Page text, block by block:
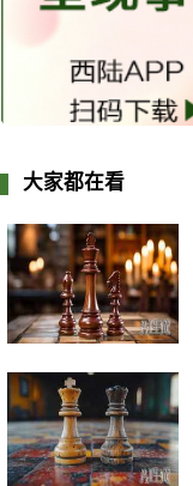
大家都在看